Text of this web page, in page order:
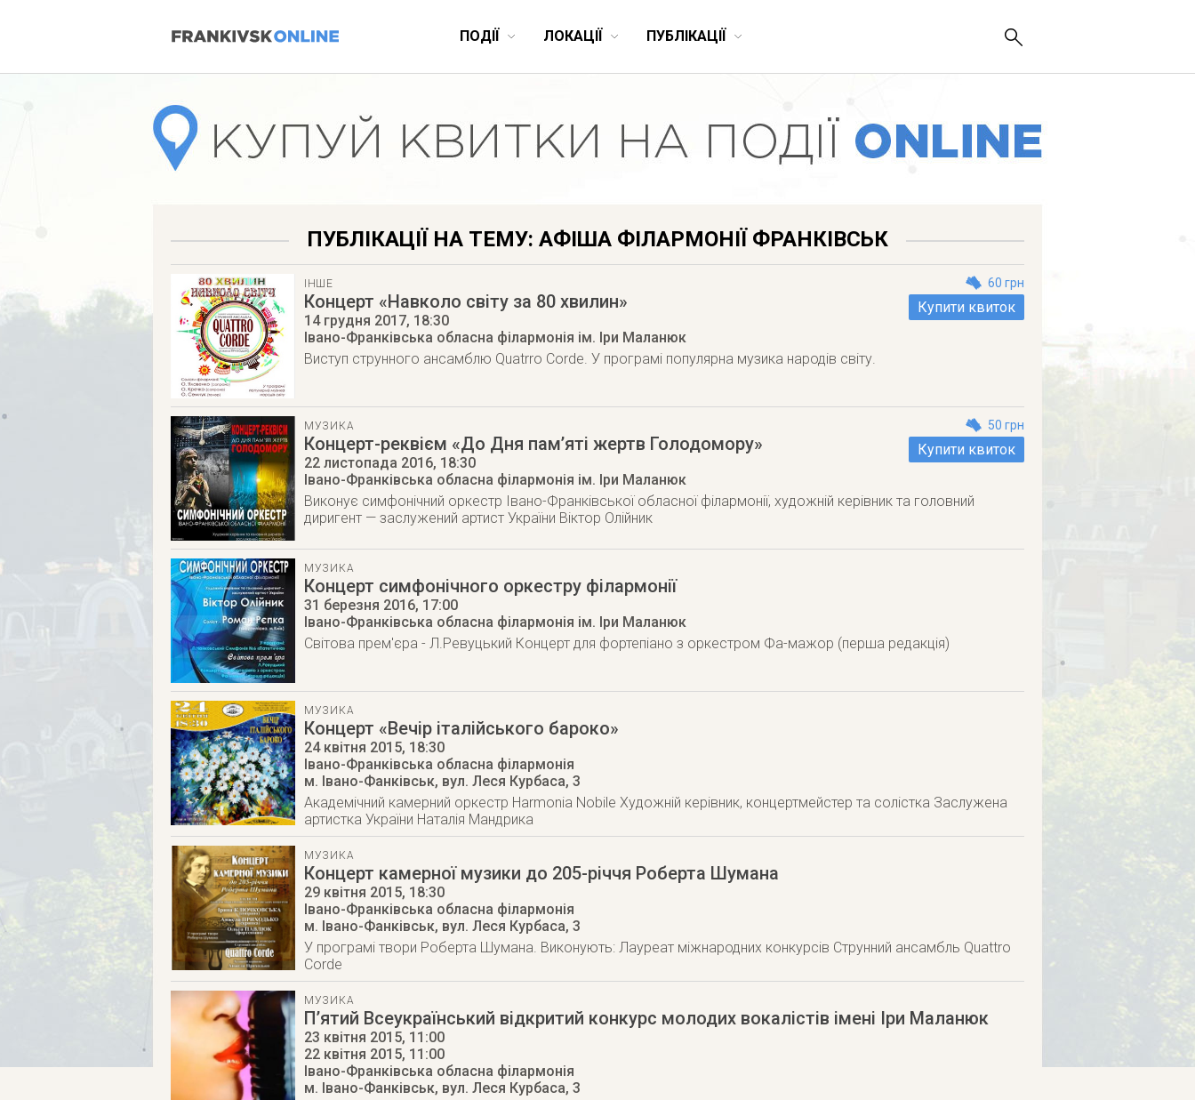
ПОДІЇ ЛОКАЦІЇ ПУБЛІКАЦІЇ
ПУБЛІКАЦІЇ НА ТЕМУ: АФІША ФІЛАРМОНІЇ ФРАНКІВСЬК
ІНШЕ 60 грн
Купити квиток
Концерт «Навколо світу за 80 хвилин»
14 грудня 2017, 18:30
Івано-Франківська обласна філармонія ім. Іри Маланюк
Виступ струнного ансамблю Quatrro Corde. У програмі популярна музика народів світу.
МУЗИКА 50 грн
Купити квиток
Концерт-реквієм «До Дня пам’яті жертв Голодомору»
22 листопада 2016, 18:30
Івано-Франківська обласна філармонія ім. Іри Маланюк
Виконує симфонічний оркестр Івано-Франківської обласної філармонії, художній керівник та головний
диригент — заслужений артист України Віктор Олійник
МУЗИКА
Концерт симфонічного оркестру філармонії
31 березня 2016, 17:00
Івано-Франківська обласна філармонія ім. Іри Маланюк
Світова прем'єра - Л.Ревуцький Концерт для фортепіано з оркестром Фа-мажор (перша редакція)
МУЗИКА
Концерт «Вечір італійського бароко»
24 квітня 2015, 18:30
Івано-Франківська обласна філармонія
м. Івано-Фанківськ, вул. Леся Курбаса, 3
Академічний камерний оркестр Harmonia Nobile Художній керівник, концертмейстер та солістка Заслужена
артистка України Наталія Мандрика
МУЗИКА
Концерт камерної музики до 205-річчя Роберта Шумана
29 квітня 2015, 18:30
Івано-Франківська обласна філармонія
м. Івано-Фанківськ, вул. Леся Курбаса, 3
У програмі твори Роберта Шумана. Виконують: Лауреат міжнародних конкурсів Струнний ансамбль Quattro
Corde
МУЗИКА
П’ятий Всеукраїнський відкритий конкурс молодих вокалістів імені Іри Маланюк
23 квітня 2015, 11:00
22 квітня 2015, 11:00
Івано-Франківська обласна філармонія
м. Івано-Фанківськ, вул. Леся Курбаса, 3